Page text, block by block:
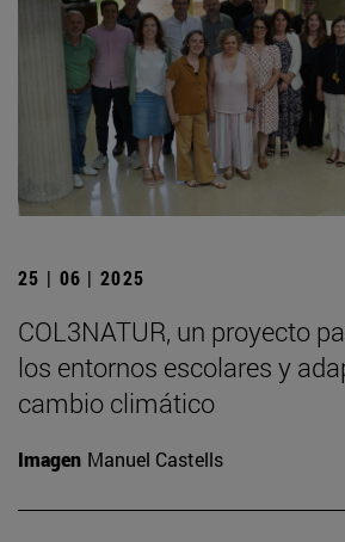
25 | 06 | 2025
COL3NATUR, un proyecto
los entornos escolares y
cambio climático
Imagen Manuel Castells